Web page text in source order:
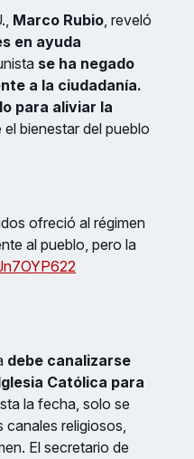
Marco Rubio, reveló
en ayuda
se ha negado
a la ciudadanía.
para aliviar la
bienestar del pueblo
ofreció al régimen
al pueblo, pero la
debe canalizarse
Católica para
la fecha, solo se
canales religiosos,
El secretario de